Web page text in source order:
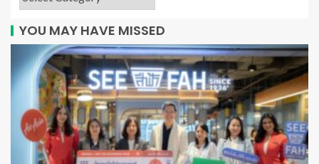
YOU MAY HAVE MISSED